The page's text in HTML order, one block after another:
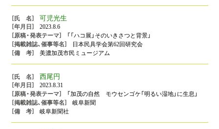
可児光生
2023.8.6
「「ハコ展」そのいきさつと背景」
日本民具学会第62回研究会
美濃加茂市民ミュージアム
西尾円
2023.8.31
「加茂の自然 モウセンゴケ「明るい湿地」に生息」
岐阜新聞
岐阜新聞社